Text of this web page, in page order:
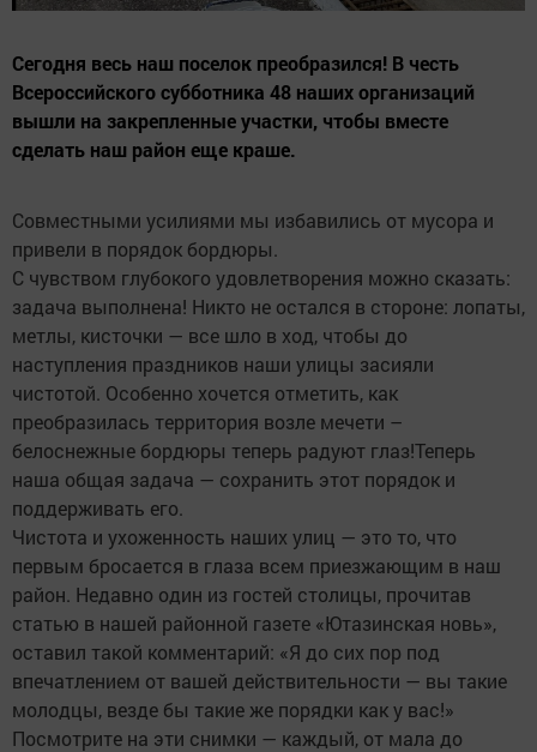
Сегодня весь наш поселок преобразился! В честь
Всероссийского субботника 48 наших организаций
вышли на закрепленные участки, чтобы вместе
сделать наш район еще краше.
Совместными усилиями мы избавились от мусора и
привели в порядок бордюры.
С чувством глубокого удовлетворения можно сказать:
задача выполнена! Никто не остался в стороне: лопаты,
метлы, кисточки — все шло в ход, чтобы до
наступления праздников наши улицы засияли
чистотой. Особенно хочется отметить, как
преобразилась территория возле мечети –
белоснежные бордюры теперь радуют глаз!Теперь
наша общая задача — сохранить этот порядок и
поддерживать его.
Чистота и ухоженность наших улиц — это то, что
первым бросается в глаза всем приезжающим в наш
район. Недавно один из гостей столицы, прочитав
статью в нашей районной газете «Ютазинская новь»,
оставил такой комментарий: «Я до сих пор под
впечатлением от вашей действительности — вы такие
молодцы, везде бы такие же порядки как у вас!»
Посмотрите на эти снимки — каждый, от мала до